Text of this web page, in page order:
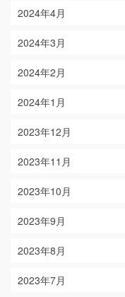
2024年4月
2024年3月
2024年2月
2024年1月
2023年12月
2023年11月
2023年10月
2023年9月
2023年8月
2023年7月